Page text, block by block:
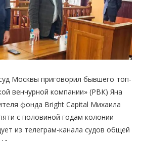
Москвы приговорил бывшего топ-
венчурной компании» (РВК) Яна
фонда Bright Capital Михаила
с половиной годам колонии
из телеграм-канала судов общей